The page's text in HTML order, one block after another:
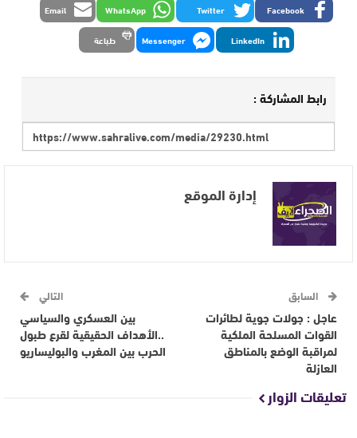
Facebook
Twitter
WhatsApp
Email
LinkedIn
Messenger طباعة
رابط المشاركة :
إدارة الموقع
السابق
عاجل : جولات جوية لطائرات
القوات المسلحة الملكية
لمراقبة الوضع بالمناطق
العازلة
التالي
بين العسكري والسياسي
..الأهداف الحقيقية لقرع طبول
الحرب بين المغرب والبوليساريو
تعليقات الزوار